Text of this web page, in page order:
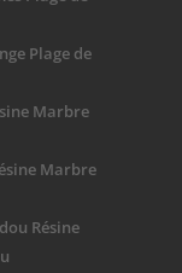
Plage de
Marbre
Marbre
Résine